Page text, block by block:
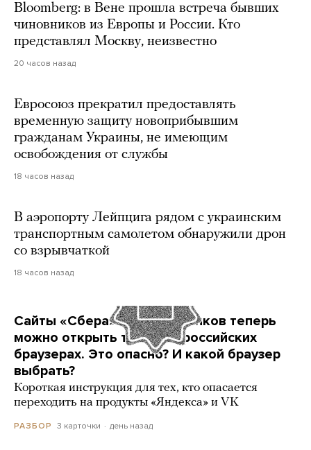
Bloomberg: в Вене прошла встреча бывших
чиновников из Европы и России. Кто
представлял Москву, неизвестно
20 часов назад
Евросоюз прекратил предоставлять
временную защиту новоприбывшим
гражданам Украины, не имеющим
освобождения от службы
18 часов назад
В аэропорту Лейпцига рядом с украинским
транспортным самолетом обнаружили дрон
со взрывчаткой
18 часов назад
Сайты «Сбера» и других банков теперь
можно открыть только в российских
браузерах. Это опасно? И какой браузер
выбрать?
Короткая инструкция для тех, кто опасается
переходить на продукты «Яндекса» и VK
РАЗБОР 3 карточки день назад